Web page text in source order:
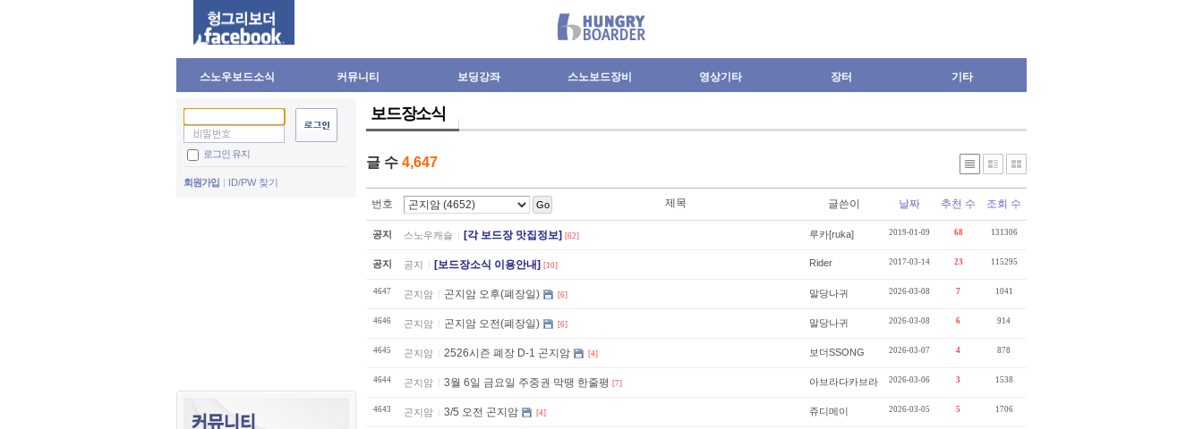
스노우보드소식 커뮤니티 보딩강좌 스노보드장비 영상기타 장터 기타
로그인 유지
회원가입 ID/PW 찾기
보드장소식
글 수 4,647
번호 Go 제목 글쓴이 날짜 추천 수 조회 수
공지 스노우캐슬 [각 보드장 맛집정보] [62] 루카[ruka] 2019-01-09 68 131306
공지 공지 [보드장소식 이용안내] [10] Rider 2017-03-14 23 115295
4647 곤지암 곤지암 오후(폐장일) [6] 말당나귀 2026-03-08 7 1041
4646 곤지암 곤지암 오전(폐장일) [6] 말당나귀 2026-03-08 6 914
4645 곤지암 2526시즌 폐장 D-1 곤지암 [4] 보더SSONG 2026-03-07 4 878
4644 곤지암 3월 6일 금요일 주중권 막땡 한줄평 [7] 아브라다카브라 2026-03-06 3 1538
4643 곤지암 3/5 오전 곤지암 [4] 쥬디메이 2026-03-05 5 1706